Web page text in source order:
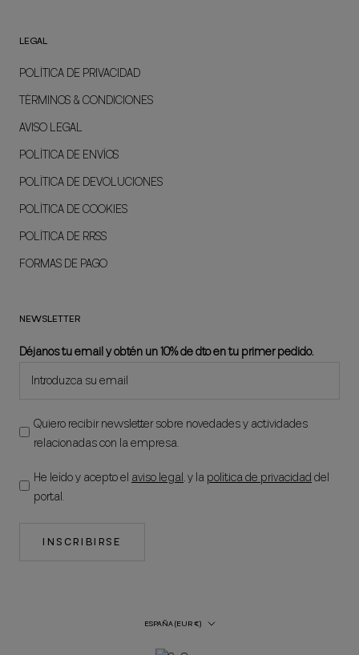
LEGAL
POLÍTICA DE PRIVACIDAD
TÉRMINOS & CONDICIONES
AVISO LEGAL
POLÍTICA DE ENVÍOS
POLÍTICA DE DEVOLUCIONES
POLÍTICA DE COOKIES
POLÍTICA DE RRSS
FORMAS DE PAGO
NEWSLETTER
Déjanos tu email y obtén un 10% de dto en tu primer pedido.
Quiero recibir newsletter sobre novedades y actividades
relacionadas con la empresa.
He leído y acepto el aviso legal, y lapolítica de privacidaddel
portal.
INSCRIBIRSE
País/región
ESPAÑA (EUR €)